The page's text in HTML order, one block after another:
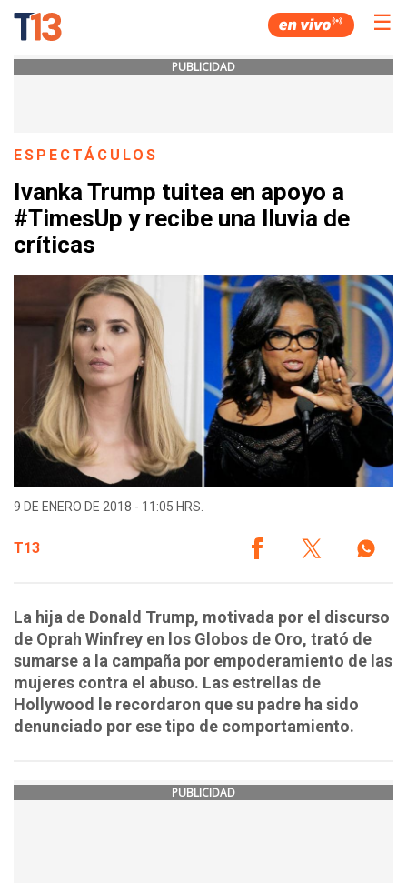
☰
PUBLICIDAD
ESPECTÁCULOS
Ivanka Trump tuitea en apoyo a
#TimesUp y recibe una lluvia de
críticas
9 DE ENERO DE 2018 - 11:05 HRS.
T13
La hija de Donald Trump, motivada por el discurso
de Oprah Winfrey en los Globos de Oro, trató de
sumarse a la campaña por empoderamiento de las
mujeres contra el abuso. Las estrellas de
Hollywood le recordaron que su padre ha sido
denunciado por ese tipo de comportamiento.
PUBLICIDAD